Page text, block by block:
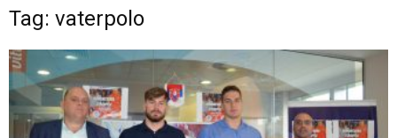
Tag: vaterpolo